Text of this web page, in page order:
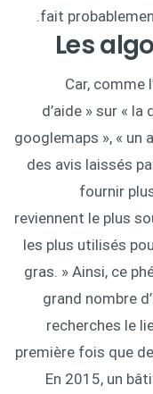
fait
Les
Car, comme
d’aide » sur «
googlemaps », «
des avis laissés
fournir
reviennent le plus
les plus utilisés
gras. » Ainsi, ce
grand nombre
recherches le
première fois que
En 2015, un